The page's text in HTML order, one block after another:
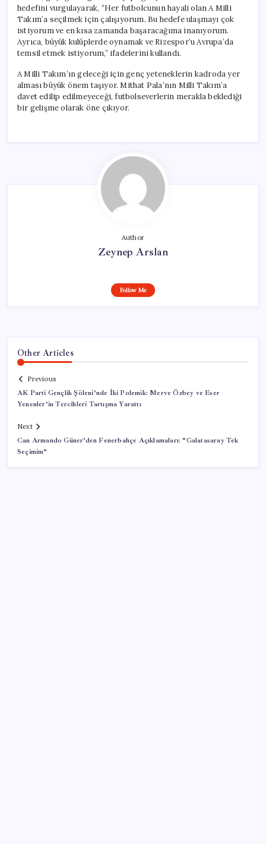
hedefini vurgulayarak, “Her futbolcunun hayali olan A Milli
Takım’a seçilmek için çalışıyorum. Bu hedefe ulaşmayı çok
istiyorum ve en kısa zamanda başaracağıma inanıyorum.
Ayrıca, büyük kulüplerde oynamak ve Rizespor’u Avrupa’da
temsil etmek istiyorum,” ifadelerini kullandı.
A Milli Takım’ın geleceği için genç yeteneklerin kadroda yer
alması büyük önem taşıyor. Mithat Pala’nın Milli Takım’a
davet edilip edilmeyeceği, futbolseverlerin merakla beklediği
bir gelişme olarak öne çıkıyor.
Author
Zeynep Arslan
Follow Me
Other Articles
Previous
AK Parti Gençlik Şöleni’nde İki Polemik: Merve Özbey ve Eser
Yenenler’in Tercihleri Tartışma Yarattı
Next
Can Armando Güner’den Fenerbahçe Açıklamaları: “Galatasaray Tek
Seçimim”